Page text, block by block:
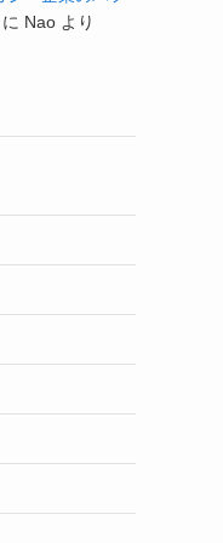
に Nao より